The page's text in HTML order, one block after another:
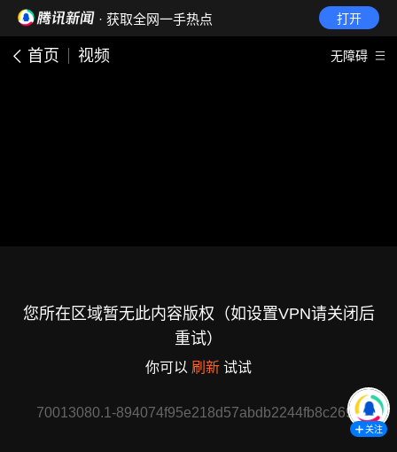
· 获取全网一手热点 打开
首页 视频 无障碍
您所在区域暂无此内容版权（如设置VPN请关闭后
重试）
你可以 刷新 试试
70013080.1-894074f95e218d57abdb2244fb8c269a
关注